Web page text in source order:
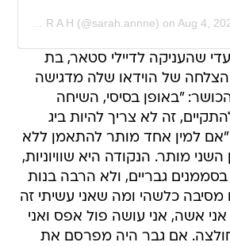
A post shared by S A R A H (@sarah.annne) on Aug 4,
שהעניקה לדיילי סטאר, בת
שההצלחה של הוידאו שלה מדגישה
"באופן בסיסי, השיחה
זה לא צריך להיות ביג
"אם למין אחד מותר להתאמן ללא
השני מותר. הנקודה היא שוויוניות,
גבריים, ולא הרבה בנות
כלשהי ומה שאני עשיתי זה
אשה, אני עושה פול אפס ואני
אם גבר היה מפרסם את